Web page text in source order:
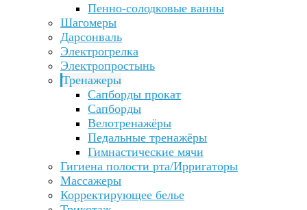
Пенно-солодковые ванны
Шагомеры
Дарсонваль
Электрогрелка
Электропростынь
Тренажеры
Сапборды прокат
Сапборды
Велотренажёры
Педальные тренажёры
Гимнастические мячи
Гигиена полости рта/Ирригаторы
Массажеры
Корректирующее белье